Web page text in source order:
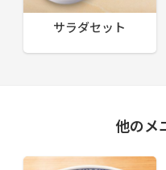
サラダセット
他のメ